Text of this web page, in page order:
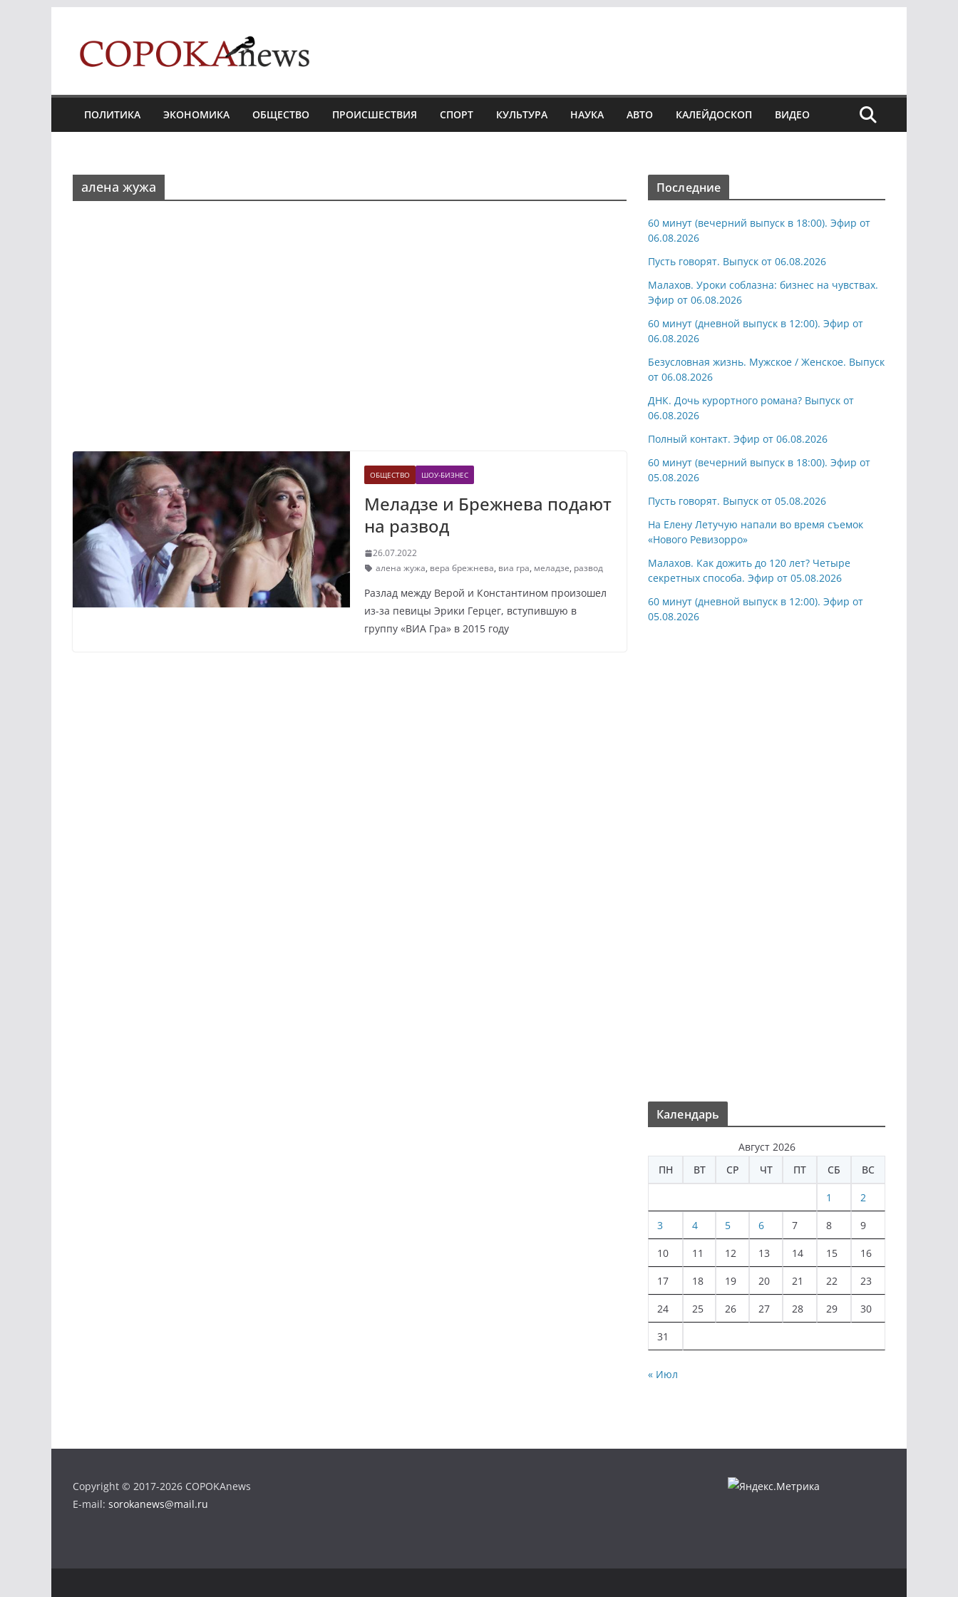
content
ПОЛИТИКА ЭКОНОМИКА ОБЩЕСТВО ПРОИСШЕСТВИЯ СПОРТ КУЛЬТУРА НАУКА АВТО КАЛЕЙДОСКОП ВИДЕО
алена жужа
ОБЩЕСТВО ШОУ-БИЗНЕС
Меладзе и Брежнева подают
на развод
26.07.2022
алена жужа, вера брежнева, виа гра, меладзе, развод
Разлад между Верой и Константином произошел
из-за певицы Эрики Герцег, вступившую в
группу «ВИА Гра» в 2015 году
Последние
60 минут (вечерний выпуск в 18:00). Эфир от
06.08.2026
Пусть говорят. Выпуск от 06.08.2026
Малахов. Уроки соблазна: бизнес на чувствах.
Эфир от 06.08.2026
60 минут (дневной выпуск в 12:00). Эфир от
06.08.2026
Безусловная жизнь. Мужское / Женское. Выпуск
от 06.08.2026
ДНК. Дочь курортного романа? Выпуск от
06.08.2026
Полный контакт. Эфир от 06.08.2026
60 минут (вечерний выпуск в 18:00). Эфир от
05.08.2026
Пусть говорят. Выпуск от 05.08.2026
На Елену Летучую напали во время съемок
«Нового Ревизорро»
Малахов. Как дожить до 120 лет? Четыре
секретных способа. Эфир от 05.08.2026
60 минут (дневной выпуск в 12:00). Эфир от
05.08.2026
Календарь
Август 2026
ПН
ВТ СР ЧТ ПТ СБ ВС
1 2
3 4 5 6 7 8 9
10 11 12 13 14 15 16
17 18 19 20 21 22 23
24 25 26 27 28 29 30
31
« Июл
Copyright © 2017-2026 COPOKAnews
E-mail: sorokanews@mail.ru